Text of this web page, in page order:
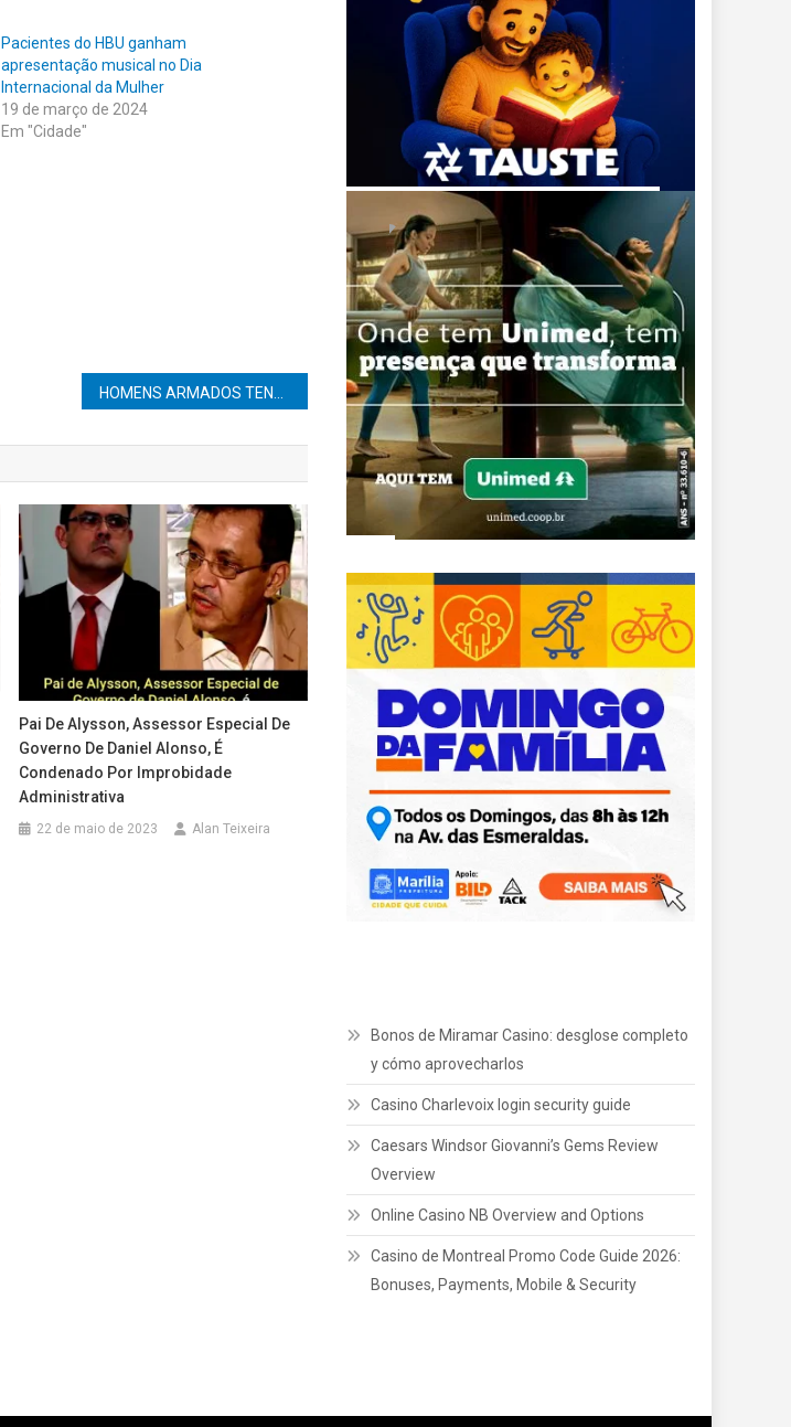
Pacientes do HBU ganham
apresentação musical no Dia
Internacional da Mulher
19 de março de 2024
Em "Cidade"
Pai De Alysson, Assessor Especial De
Governo De Daniel Alonso, É
Condenado Por Improbidade
Administrativa
22 de maio de 2023 Alan Teixeira
Bonos de Miramar Casino: desglose completo
y cómo aprovecharlos
Casino Charlevoix login security guide
Caesars Windsor Giovanni’s Gems Review
Overview
Online Casino NB Overview and Options
Casino de Montreal Promo Code Guide 2026:
Bonuses, Payments, Mobile & Security